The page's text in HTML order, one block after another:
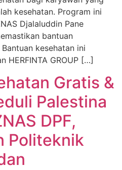
kesehatan. Program ini
Djalaluddin Pane
bantuan
kesehatan ini
HERFINTA GROUP […]
Gratis &
Palestina
DPF,
Politeknik